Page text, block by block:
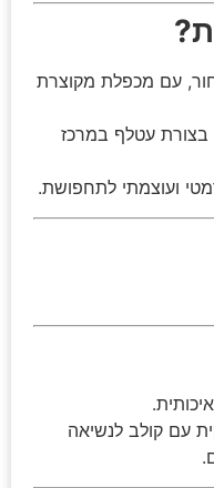
עם מכפלת מקוצרת
בצורת עטלף במרכז
ועוצמתי לתחפושת.
עם קולב לנשיאה